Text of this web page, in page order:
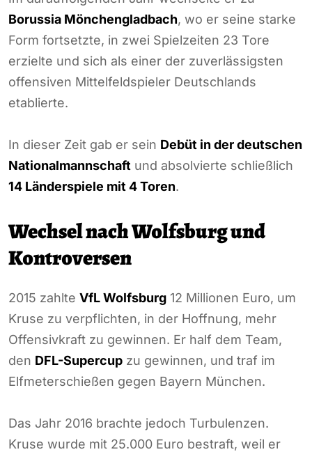
Borussia Mönchengladbach, wo er seine starke
Form fortsetzte, in zwei Spielzeiten 23 Tore
erzielte und sich als einer der zuverlässigsten
offensiven Mittelfeldspieler Deutschlands
etablierte.
In dieser Zeit gab er sein Debüt in der deutschen
Nationalmannschaft und absolvierte schließlich
14 Länderspiele mit 4 Toren.
Wechsel nach Wolfsburg und
Kontroversen
2015 zahlte VfL Wolfsburg 12 Millionen Euro, um
Kruse zu verpflichten, in der Hoffnung, mehr
Offensivkraft zu gewinnen. Er half dem Team,
den DFL-Supercup zu gewinnen, und traf im
Elfmeterschießen gegen Bayern München.
Das Jahr 2016 brachte jedoch Turbulenzen.
Kruse wurde mit 25.000 Euro bestraft, weil er